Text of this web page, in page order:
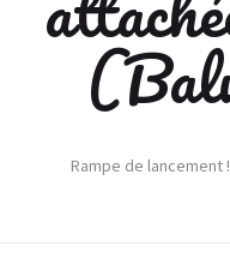
Rampe de lancement